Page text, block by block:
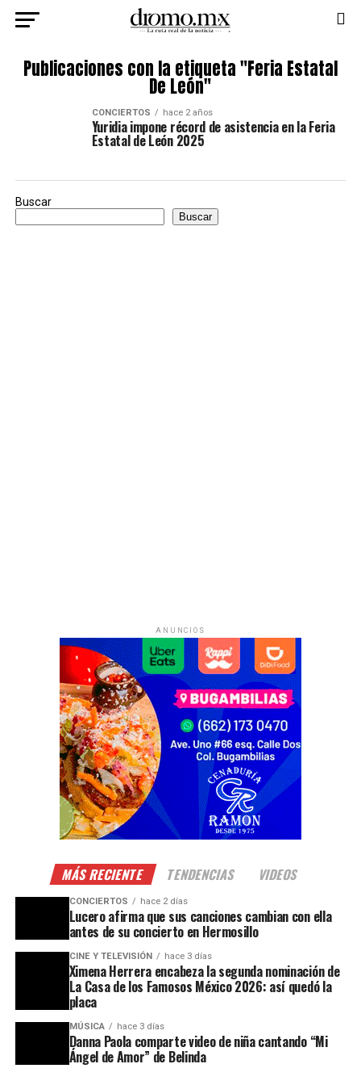
Publicaciones con la etiqueta "Feria Estatal
De León"
CONCIERTOS hace 2 años
Yuridia impone récord de asistencia en la Feria
Estatal de León 2025
Buscar
Buscar
ANUNCIOS
MÁS RECIENTE TENDENCIAS VIDEOS
CONCIERTOS hace 2 días
Lucero afirma que sus canciones cambian con ella
antes de su concierto en Hermosillo
CINE Y TELEVISIÓN hace 3 días
Ximena Herrera encabeza la segunda nominación de
La Casa de los Famosos México 2026: así quedó la
placa
MÚSICA hace 3 días
Danna Paola comparte video de niña cantando “Mi
Ángel de Amor” de Belinda